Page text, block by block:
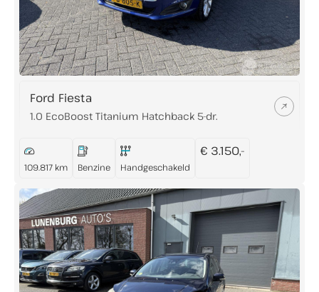
Ford Fiesta
1.0 EcoBoost Titanium Hatchback 5-dr.
109.817 km Benzine Handgeschakeld
€ 3.150,-